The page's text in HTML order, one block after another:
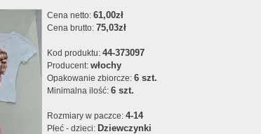
Cena netto: 61,00zł
Cena brutto: 75,03zł
Kod produktu: 44-373097
Producent: włochy
Opakowanie zbiorcze: 6 szt.
Minimalna ilość: 6 szt.
Rozmiary w paczce: 4-14
Płeć - dzieci: Dziewczynki